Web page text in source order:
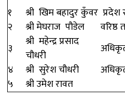
१
श्री खिम बहादुर कुँवर प्रदेश
२
श्री मेघराज पौडेल वरिष्ठ
३
श्री महेन्द्र प्रसाद
चौधरी
४
श्री सुरेश चौधरी
५
श्री उमेश रावत